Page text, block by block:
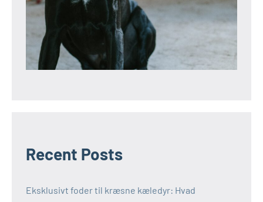
Recent Posts
Eksklusivt foder til kræsne kæledyr: Hvad